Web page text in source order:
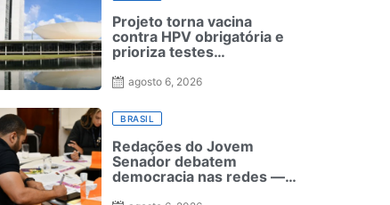
Projeto torna vacina
contra HPV obrigatória e
prioriza testes
de colo do útero
agosto 6, 2026
BRASIL
Redações do Jovem
Senador debatem
democracia nas redes —